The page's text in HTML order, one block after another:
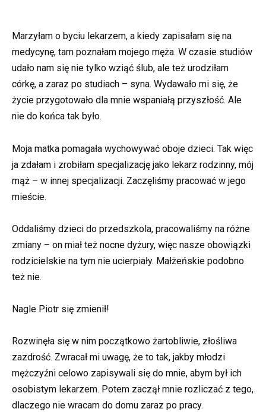
Marzyłam o byciu lekarzem, a kiedy zapisałam się na
medycynę, tam poznałam mojego męża. W czasie studiów
udało nam się nie tylko wziąć ślub, ale też urodziłam
córkę, a zaraz po studiach – syna. Wydawało mi się, że
życie przygotowało dla mnie wspaniałą przyszłość. Ale
nie do końca tak było.
Moja matka pomagała wychowywać oboje dzieci. Tak więc
ja zdałam i zrobiłam specjalizację jako lekarz rodzinny, mój
mąż – w innej specjalizacji. Zaczęliśmy pracować w jego
mieście.
Oddaliśmy dzieci do przedszkola, pracowaliśmy na różne
zmiany – on miał też nocne dyżury, więc nasze obowiązki
rodzicielskie na tym nie ucierpiały. Małżeńskie podobno
też nie.
Nagle Piotr się zmienił!
Rozwinęła się w nim początkowo żartobliwie, złośliwa
zazdrość. Zwracał mi uwagę, że to tak, jakby młodzi
mężczyźni celowo zapisywali się do mnie, abym był ich
osobistym lekarzem. Potem zaczął mnie rozliczać z tego,
dlaczego nie wracam do domu zaraz po pracy.